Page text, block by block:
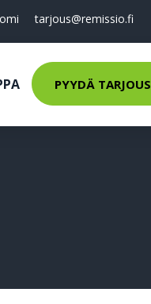
tarjous@remissio.fi
PYYDÄ TARJOUS